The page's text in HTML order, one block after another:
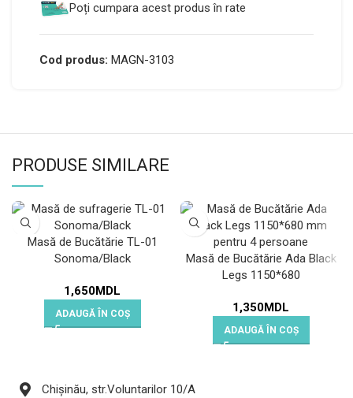
Poți cumpara acest produs în rate
Cod produs: MAGN-3103
PRODUSE SIMILARE
Masă de Bucătărie TL-01
Sonoma/Black
1,650MDL
ADAUGĂ ÎN COȘ
Masă de Bucătărie Ada Black
Legs 1150*680
1,350MDL
ADAUGĂ ÎN COȘ
Chișinău, str.Voluntarilor 10/A